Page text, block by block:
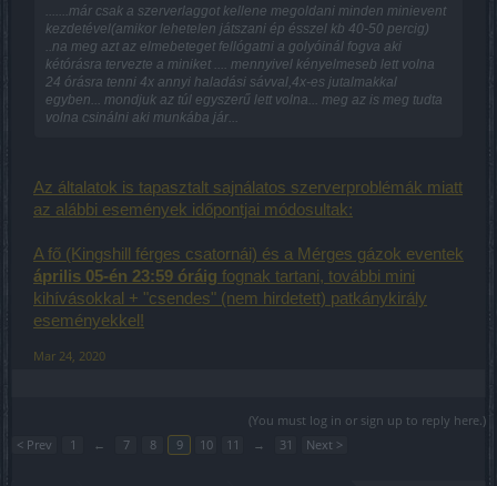
.......már csak a szerverlaggot kellene megoldani minden minievent
kezdetével(amikor lehetelen játszani ép ésszel kb 40-50 percig)
..na meg azt az elmebeteget fellógatni a golyóinál fogva aki
kétórásra tervezte a miniket .... mennyivel kényelmeseb lett volna
24 órásra tenni 4x annyi haladási sávval,4x-es jutalmakkal
egyben... mondjuk az túl egyszerű lett volna... meg az is meg tudta
volna csinálni aki munkába jár...
Az általatok is tapasztalt sajnálatos szerverproblémák miatt
az alábbi események időpontjai módosultak:
A fő (Kingshill férges csatornái) és a Mérges gázok eventek
április 05-én 23:59 óráig fognak tartani, további mini
kihívásokkal + "csendes" (nem hirdetett) patkánykirály
eseményekkel!
Mar 24, 2020
(You must log in or sign up to reply here.)
< Prev
1 ← 7 8 9 10 11 → 31 Next >